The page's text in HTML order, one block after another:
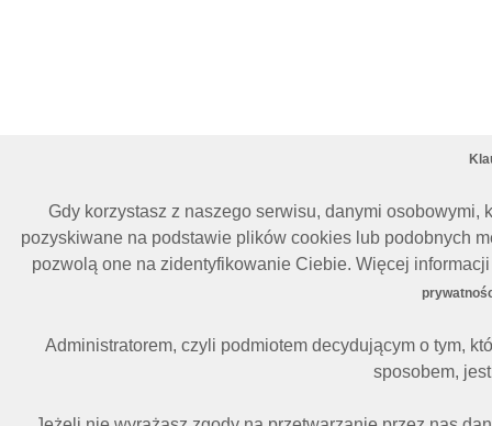
Gdy korzystasz z naszego serwisu, danymi
pozyskiwane na podstawie plików cookies lub podobnych
pozwolą one na zidentyfikowanie Ciebie. Więcej
Administratorem, czyli podmiotem decydującym o tym,
sposobem,